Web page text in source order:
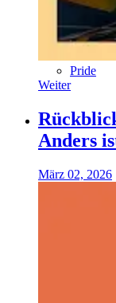
Pride
Weiter
Anders
März 02, 2026